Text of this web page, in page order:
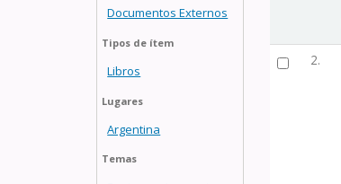
Documentos Externos
Tipos de ítem
Libros
Lugares
Argentina
Temas
2.